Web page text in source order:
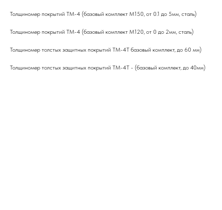
Толщиномер покрытий ТМ-4 (базовый комплект М150, от 0.1 до 5мм, сталь)
Толщиномер покрытий ТМ-4 (базовый комплект М120, от 0 до 2мм, сталь)
Толщиномер толстых защитных покрытий ТМ-4T базовый комплект, до 60 мм)
Толщиномер толстых защитных покрытий ТМ-4T - (базовый комплект, до 40мм)